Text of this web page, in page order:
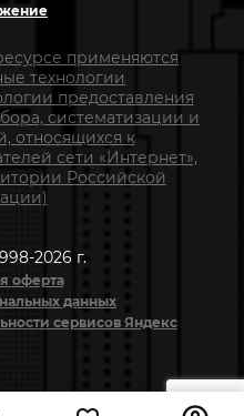
применяются
технологии
предоставления
систематизации и
относящихся к
сети «Интернет»,
Российской
2026 г.
оферта
данных
сервисов Яндекс